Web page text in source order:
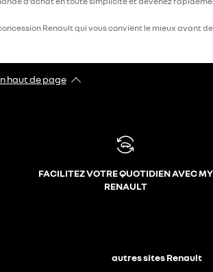
Renault qui vous convient le mieux avant
haut de page​
FACILITEZ VOTRE QUOTIDIEN AVEC MY
RENAULT
autres sites Renault